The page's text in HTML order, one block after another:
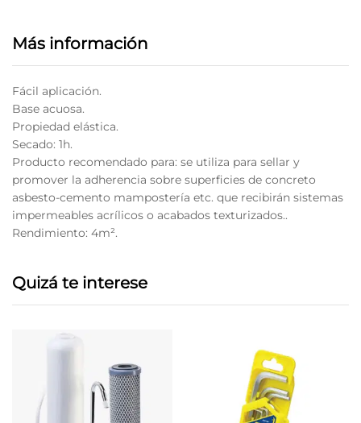
Más información
Fácil aplicación.
Base acuosa.
Propiedad elástica.
Secado: 1h.
Producto recomendado para: se utiliza para sellar y
promover la adherencia sobre superficies de concreto
asbesto-cemento mampostería etc. que recibirán sistemas
impermeables acrílicos o acabados texturizados..
Rendimiento: 4m².
Quizá te interese